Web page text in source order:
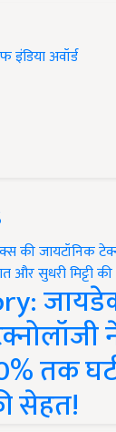
इंडिया अवॉर्ड
तक
सेहत!